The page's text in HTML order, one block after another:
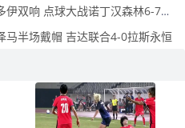
2026年01月10日 足总杯-奥多伊双响 点球大战诺丁汉森林6-7雷克瑟姆
半场戴帽 吉达联合4-0拉斯永恒